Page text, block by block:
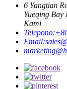
6 Yangtian
Yueqing
Kami
Telepono:
Email: